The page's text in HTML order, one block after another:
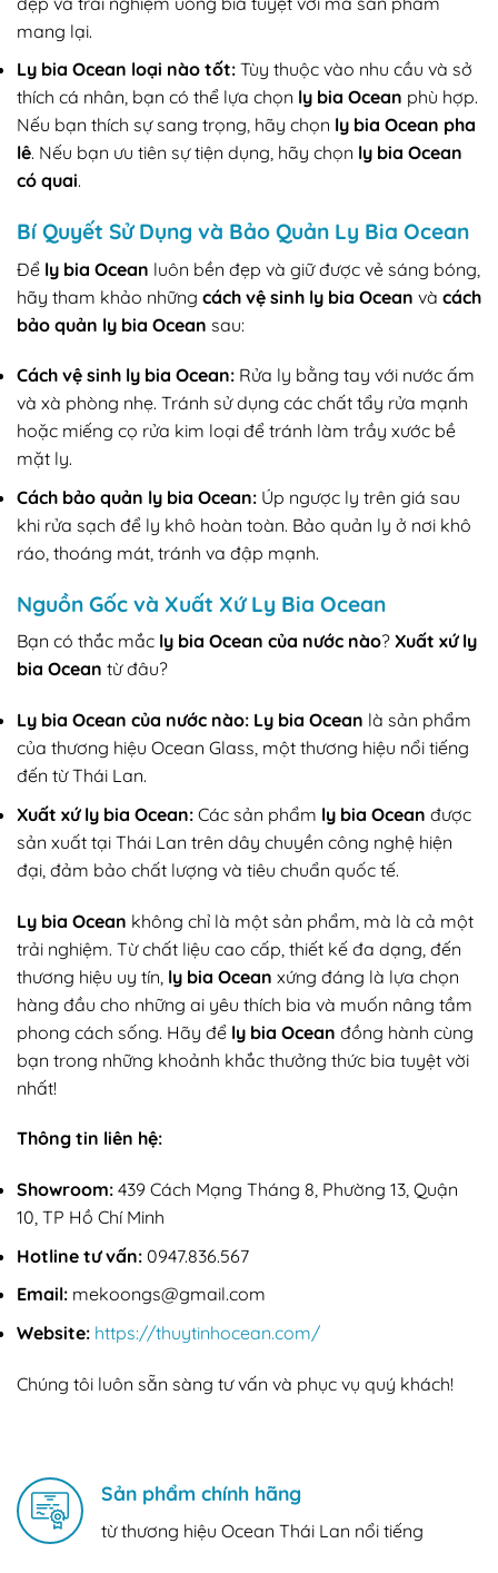
mang lại.
Ly bia Ocean loại nào tốt: Tùy thuộc vào nhu cầu và sở
thích cá nhân, bạn có thể lựa chọn ly bia Ocean phù hợp.
Nếu bạn thích sự sang trọng, hãy chọn ly bia Ocean pha
lê. Nếu bạn ưu tiên sự tiện dụng, hãy chọn ly bia Ocean
có quai.
Bí Quyết Sử Dụng và Bảo Quản Ly Bia Ocean
Để ly bia Ocean luôn bền đẹp và giữ được vẻ sáng bóng,
hãy tham khảo những cách vệ sinh ly bia Ocean và cách
bảo quản ly bia Ocean sau:
Cách vệ sinh ly bia Ocean: Rửa ly bằng tay với nước ấm
và xà phòng nhẹ. Tránh sử dụng các chất tẩy rửa mạnh
hoặc miếng cọ rửa kim loại để tránh làm trầy xước bề
mặt ly.
Cách bảo quản ly bia Ocean: Úp ngược ly trên giá sau
khi rửa sạch để ly khô hoàn toàn. Bảo quản ly ở nơi khô
ráo, thoáng mát, tránh va đập mạnh.
Nguồn Gốc và Xuất Xứ Ly Bia Ocean
Bạn có thắc mắc ly bia Ocean của nước nào? Xuất xứ ly
bia Ocean từ đâu?
Ly bia Ocean của nước nào: Ly bia Ocean là sản phẩm
của thương hiệu Ocean Glass, một thương hiệu nổi tiếng
đến từ Thái Lan.
Xuất xứ ly bia Ocean: Các sản phẩm ly bia Ocean được
sản xuất tại Thái Lan trên dây chuyền công nghệ hiện
đại, đảm bảo chất lượng và tiêu chuẩn quốc tế.
Ly bia Ocean không chỉ là một sản phẩm, mà là cả một
trải nghiệm. Từ chất liệu cao cấp, thiết kế đa dạng, đến
thương hiệu uy tín, ly bia Ocean xứng đáng là lựa chọn
hàng đầu cho những ai yêu thích bia và muốn nâng tầm
phong cách sống. Hãy để ly bia Ocean đồng hành cùng
bạn trong những khoảnh khắc thưởng thức bia tuyệt vời
nhất!
Thông tin liên hệ:
Showroom: 439 Cách Mạng Tháng 8, Phường 13, Quận
10, TP Hồ Chí Minh
Hotline tư vấn: 0947.836.567
Email: mekoongs@gmail.com
Website: https://thuytinhocean.com/
Chúng tôi luôn sẵn sàng tư vấn và phục vụ quý khách!
Sản phẩm chính hãng
từ thương hiệu Ocean Thái Lan nổi tiếng